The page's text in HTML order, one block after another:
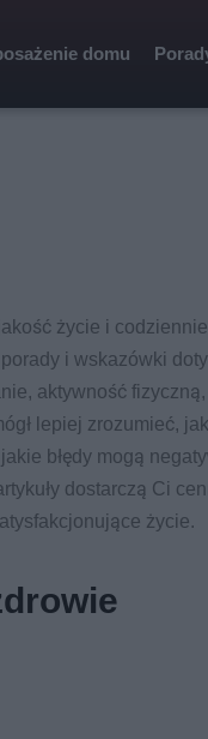
domu
życie i codziennie
i wskazówki
aktywność
lepiej zrozumieć,
błędy mogą
dostarczą Ci
życie.